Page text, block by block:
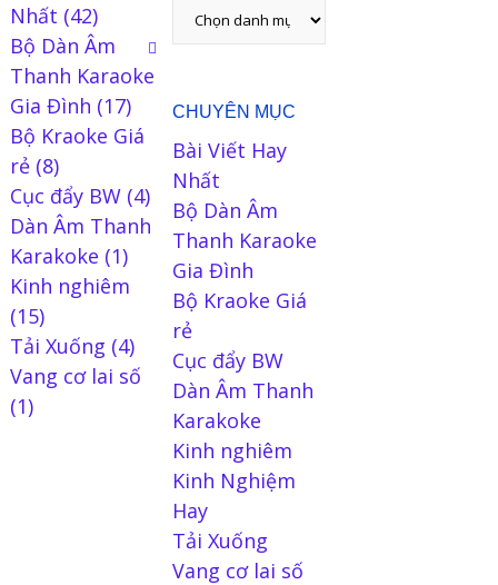
Nhất (42)
Bộ Dàn Âm
Thanh Karaoke
Gia Đình (17)
Bộ Kraoke Giá
rẻ(8)
Cục đẩy BW(4)
Dàn Âm Thanh
Karakoke (1)
Kinh nghiêm
(15)
Tải Xuống (4)
Vang cơ lai số
(1)
CHUYÊN MỤC
Bài Viết Hay
Nhất
Bộ Dàn Âm
Thanh Karaoke
Gia Đình
Bộ Kraoke Giá
rẻ
Cục đẩy BW
Dàn Âm Thanh
Karakoke
Kinh nghiêm
Kinh Nghiệm
Hay
Tải Xuống
Vang cơ lai số